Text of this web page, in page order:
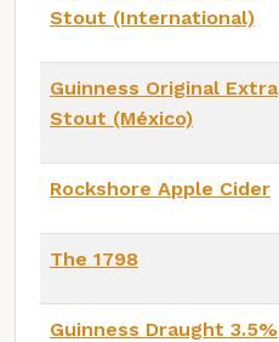
Stout (International)
Guinness Original Extra
Stout (México)
Rockshore Apple Cider
The 1798
Guinness Draught 3.5%